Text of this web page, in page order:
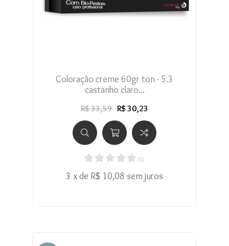
Coloração creme 60gr ton - 5.3
castanho claro...
R$ 33,59 R$ 30,23
(0)
3 x de R$ 10,08 sem juros